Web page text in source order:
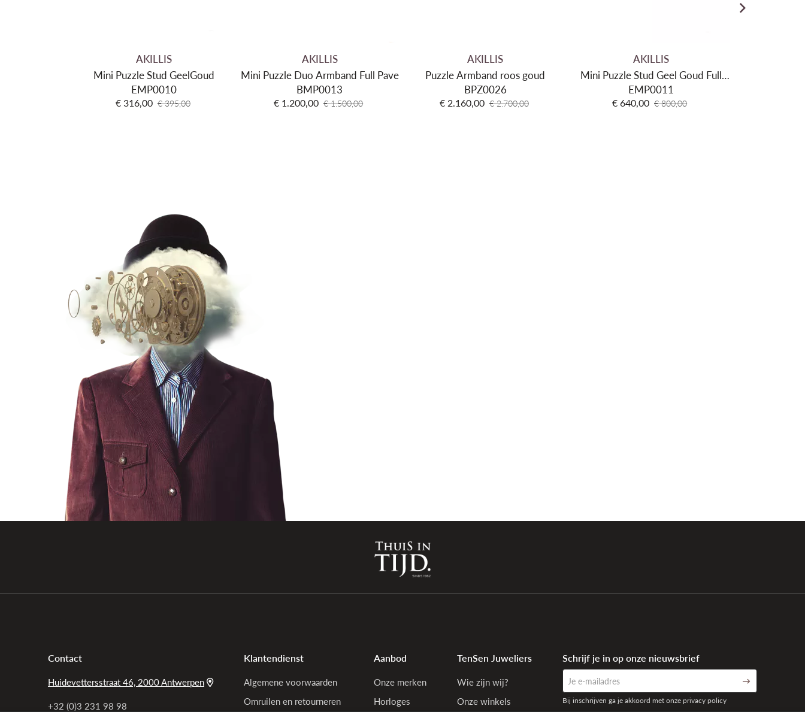
AKILLIS
Mini Puzzle Stud GeelGoud
EMP0010
€ 316,00 € 395,00
AKILLIS
Mini Puzzle Duo Armband Full Pave
BMP0013
€ 1.200,00 € 1.500,00
AKILLIS
Puzzle Armband roos goud
BPZ0026
€ 2.160,00 € 2.700,00
AKILLIS
Mini Puzzle Stud Geel Goud Full
Pave
EMP0011
€ 640,00 € 800,00
Contact
Huidevettersstraat 46, 2000 Antwerpen
+32 (0)3 231 98 98
Klantendienst
Algemene voorwaarden
Omruilen en retourneren
Aanbod
Onze merken
Horloges
TenSen Juweliers
Wie zijn wij?
Onze winkels
Schrijf je in op onze nieuwsbrief
Bij inschrijven ga je akkoord met onze privacy policy